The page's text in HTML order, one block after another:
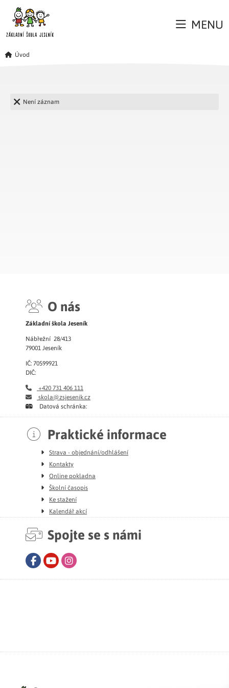
MENU
Úvod
Není záznam
O nás
Základní škola Jeseník
Nábřežní 28/413
79001 Jeseník
IČ: 70599921
DIČ:
+420 731 406 111
skola@zsjesenik.cz
Datová schránka:
Praktické informace
Strava - objednání/odhlášení
Kontakty
Online pokladna
Školní časopis
Ke stažení
Kalendář akcí
Spojte se s námi
FacebookYoutube